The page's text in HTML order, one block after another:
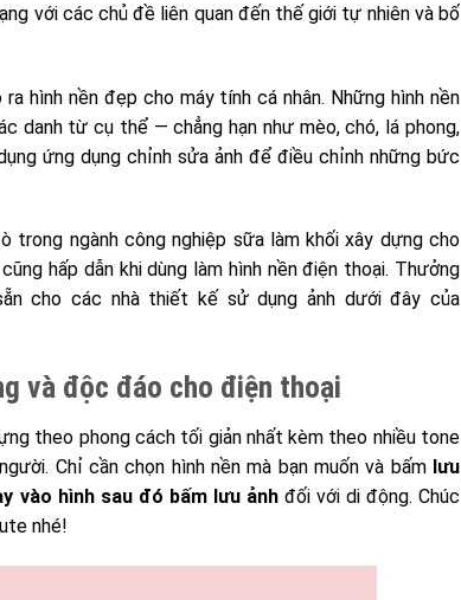
với các chủ đề liên quan đến thế giới tự nhiên và bố
hình nền đẹp cho máy tính cá nhân. Những hình nền
danh từ cụ thể — chẳng hạn như mèo, chó, lá phong,
ứng dụng chỉnh sửa ảnh để điều chỉnh những bức
trong ngành công nghiệp sữa làm khối xây dựng cho
hấp dẫn khi dùng làm hình nền điện thoại. Thưởng
cho các nhà thiết kế sử dụng ảnh dưới đây của
và độc đáo cho điện thoại
theo phong cách tối giản nhất kèm theo nhiều tone
Chỉ cần chọn hình nền mà bạn muốn và bấm lưu
vào hình sau đó bấm lưu ảnhđối với di động. Chúc
nhé!